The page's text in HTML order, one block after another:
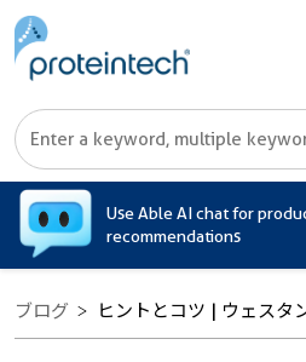
Use Able AI chat for
recommendations
ブログ ヒントとコツ | ウェスタ